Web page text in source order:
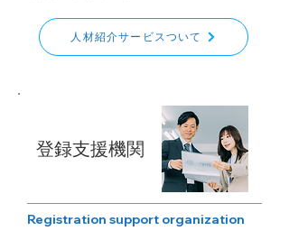
人材紹介サービスついて
​登録支援機関
Registration support organization